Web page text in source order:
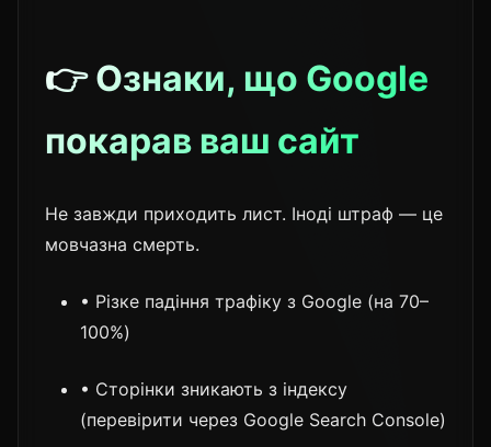
👉 Ознаки, що Google
покарав ваш сайт
Не завжди приходить лист. Іноді штраф — це
мовчазна смерть.
• Різке падіння трафіку з Google (на 70–
100%)
• Сторінки зникають з індексу
(перевірити через Google Search Console)